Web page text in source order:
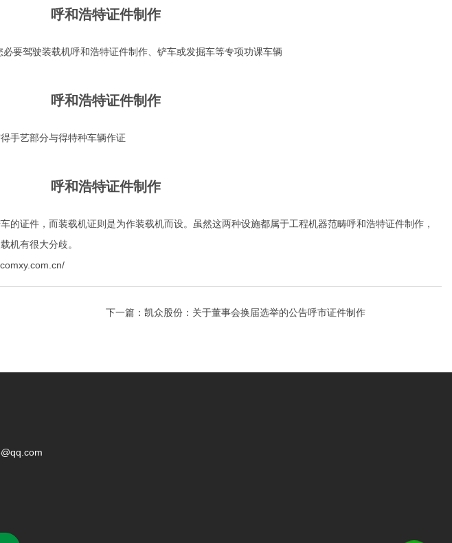
呼和浩特证件制作
要驾驶装载机呼和浩特证件制作、铲车或发掘车等专项功课车辆
呼和浩特证件制作
手艺部分与得特种车辆作证
呼和浩特证件制作
的证件，而装载机证则是为作装载机而设。虽然这两种设施都属于工程机器范畴呼和浩特证件制作，
机有很大分歧。
下一篇： 凯众股份：关于董事会换届选举的公告呼市证件制作